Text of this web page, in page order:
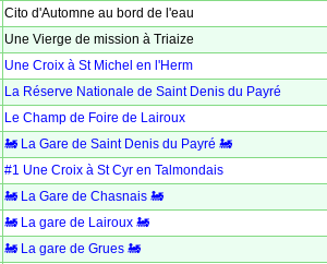
Cito d'Automne au bord de l'eau
Une Vierge de mission à Triaize
Une Croix à St Michel en l'Herm
La Réserve Nationale de Saint Denis du Payré
Le Champ de Foire de Lairoux
🚂 La Gare de Saint Denis du Payré 🚂
#1 Une Croix à St Cyr en Talmondais
🚂 La Gare de Chasnais 🚂
🚂 La gare de Lairoux 🚂
🚂 La gare de Grues 🚂